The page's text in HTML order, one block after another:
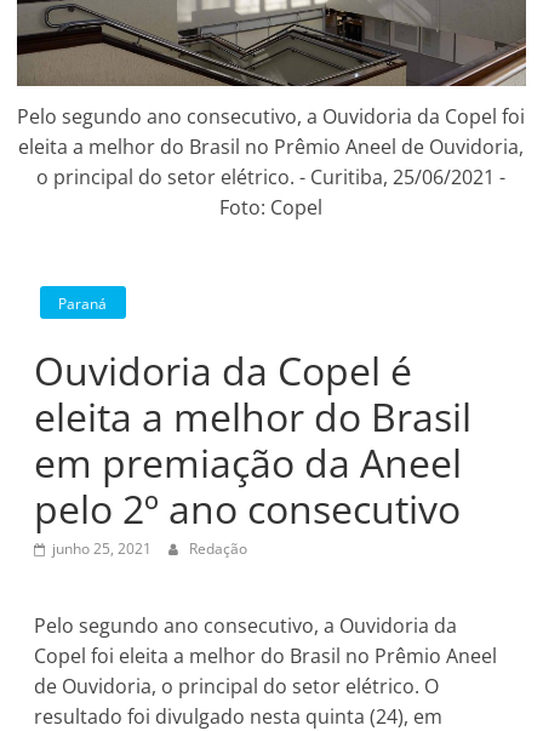
Pelo segundo ano consecutivo, a Ouvidoria da Copel foi
eleita a melhor do Brasil no Prêmio Aneel de Ouvidoria,
o principal do setor elétrico. - Curitiba, 25/06/2021 -
Foto: Copel
Paraná
Ouvidoria da Copel é
eleita a melhor do Brasil
em premiação da Aneel
pelo 2º ano consecutivo
junho 25, 2021 Redação
Pelo segundo ano consecutivo, a Ouvidoria da
Copel foi eleita a melhor do Brasil no Prêmio Aneel
de Ouvidoria, o principal do setor elétrico. O
resultado foi divulgado nesta quinta (24), em